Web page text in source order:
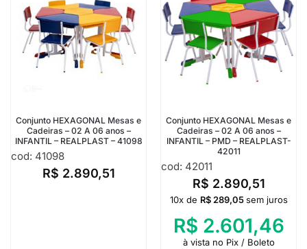
Conjunto HEXAGONAL Mesas e
Cadeiras – 02 A 06 anos –
INFANTIL – REALPLAST – 41098
cod: 41098
R$ 2.890,51
Conjunto HEXAGONAL Mesas e
Cadeiras – 02 A 06 anos –
INFANTIL – PMD – REALPLAST-
42011
cod: 42011
R$ 2.890,51
10x de R$289,05 sem juros
R$ 2.601,46
à vista no Pix / Boleto